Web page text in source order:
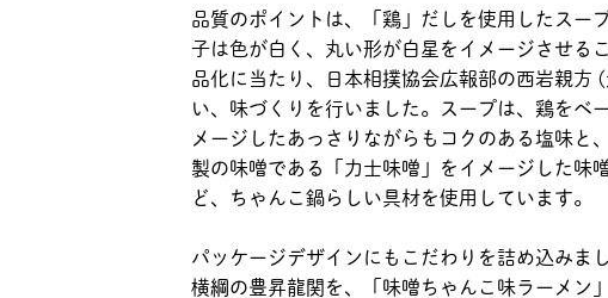
品質のポイントは、「鶏」だしを使用したスー
子は色が白く、丸い形が白星をイメージさせる
品化に当たり、日本相撲協会広報部の西岩親方
い、味づくりを行いました。スープは、鶏をベ
メージしたあっさりながらもコクのある塩味と
製の味噌である「力士味噌」をイメージした味
ど、ちゃんこ鍋らしい具材を使用しています。
パッケージデザインにもこだわりを詰め込みま
横綱の豊昇龍関を、「味噌ちゃんこ味ラーメン